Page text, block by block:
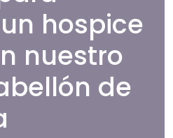
hospice
nuestro
de